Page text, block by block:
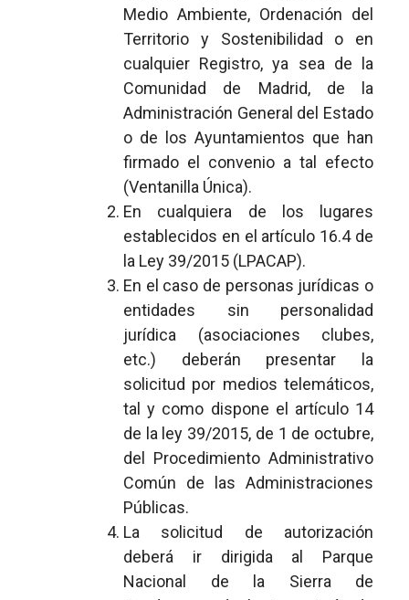
Medio Ambiente, Ordenación del
Territorio y Sostenibilidad o en
cualquier Registro, ya sea de la
Comunidad de Madrid, de la
Administración General del Estado
o de los Ayuntamientos que han
firmado el convenio a tal efecto
(Ventanilla Única).
En cualquiera de los lugares
establecidos en el artículo 16.4 de
la Ley 39/2015 (LPACAP).
En el caso de personas jurídicas o
entidades sin personalidad
jurídica (asociaciones clubes,
etc.) deberán presentar la
solicitud por medios telemáticos,
tal y como dispone el artículo 14
de la ley 39/2015, de 1 de octubre,
del Procedimiento Administrativo
Común de las Administraciones
Públicas.
La solicitud de autorización
deberá ir dirigida al Parque
Nacional de la Sierra de